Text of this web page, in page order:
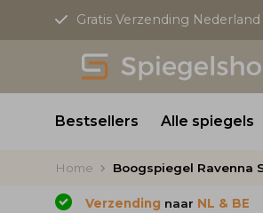
Gratis Verzending
Bestsellers Alle spiegels
Home Boogspiegel Ravenna
Verzending naar NL & BE